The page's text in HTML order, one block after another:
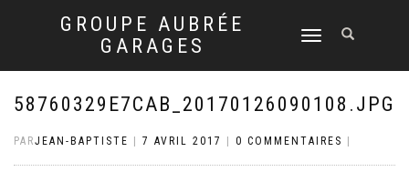
GROUPE AUBRÉE
GARAGES
DÉPLIER
NAVIGATION
58760329E7CAB_20170126090108.JPG
PARJEAN-BAPTISTE 7 AVRIL 2017 0 COMMENTAIRES